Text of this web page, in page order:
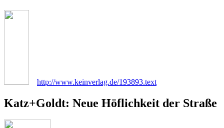
http://www.keinverlag.de/193893.text
Katz+Goldt: Neue Höflichkeit der Straße